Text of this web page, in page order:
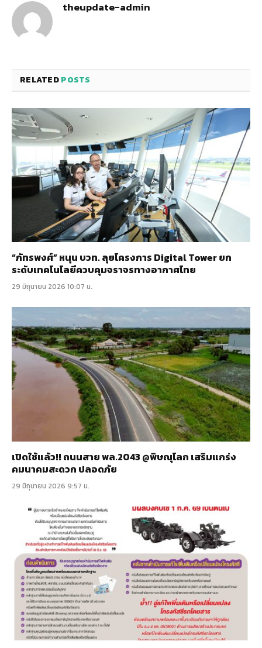
theupdate-admin
RELATEDPOSTS
“ภัทรพงศ์” หนุน บวท. ลุยโครงการ Digital Tower ยก
ระดับเทคโนโลยีควบคุมจราจรทางอากาศไทย
29 มิถุนายน 2026 10:07 น.
เปิดใช้แล้ว!! ถนนสาย พล.2043 @พิษณุโลก เสริมแกร่ง
คมนาคมสะดวก ปลอดภัย
29 มิถุนายน 2026 9:57 น.